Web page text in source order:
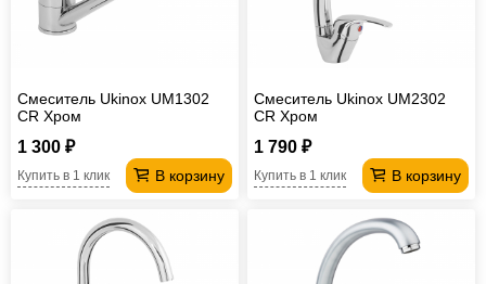
мебель
Столы
компьютер
для
Мебель
Кресла-
Смеситель Ukinox UM1302
CR Хром
1 300 ₽
В корзину
Купить в 1 клик
Смеситель Ukinox UM2302
CR Хром
1 790 ₽
В корзину
Купить в 1 клик